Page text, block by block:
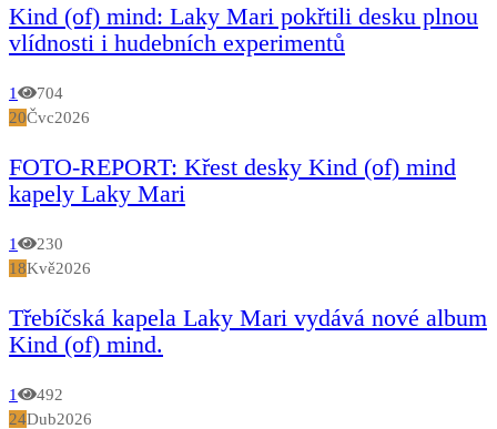
Kind (of) mind: Laky Mari pokřtili desku plnou
vlídnosti i hudebních experimentů
1
704
20Čvc2026
FOTO-REPORT: Křest desky Kind (of) mind
kapely Laky Mari
1
230
18Kvě2026
Třebíčská kapela Laky Mari vydává nové album
Kind (of) mind.
1
492
24Dub2026